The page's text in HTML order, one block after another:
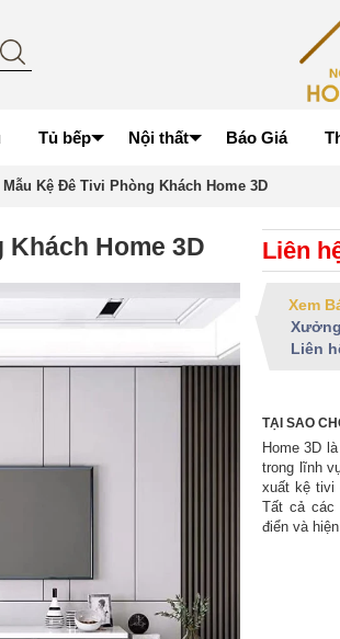
Tủ bếp Nội thất Báo Giá
Mẫu Kệ Đê Tivi Phòng Khách Home 3D
Khách Home 3D Liên
Xem
Liên
TẠI SAO
Home 3D
trong lĩnh
xuất kệ tivi
Tất cả
điển và